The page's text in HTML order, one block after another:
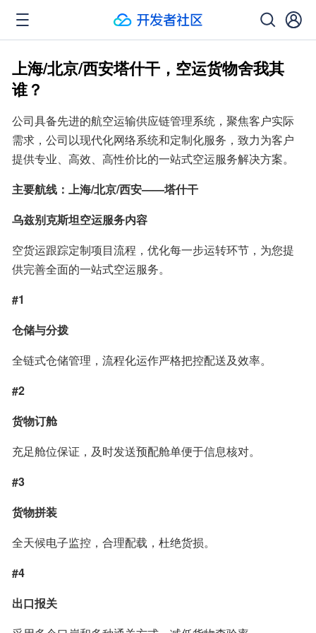
上海/北京/西安塔什干，空运货物舍我其
谁？
公司具备先进的航空运输供应链管理系统，聚焦客户实际
需求，公司以现代化网络系统和定制化服务，致力为客户
提供专业、高效、高性价比的一站式空运服务解决方案。
主要航线：上海/北京/西安——塔什干
乌兹别克斯坦空运服务内容
空货运跟踪定制项目流程，优化每一步运转环节，为您提
供完善全面的一站式空运服务。
#1
仓储与分拨
全链式仓储管理，流程化运作严格把控配送及效率。
#2
货物订舱
充足舱位保证，及时发送预配舱单便于信息核对。
#3
货物拼装
全天候电子监控，合理配载，杜绝货损。
#4
出口报关